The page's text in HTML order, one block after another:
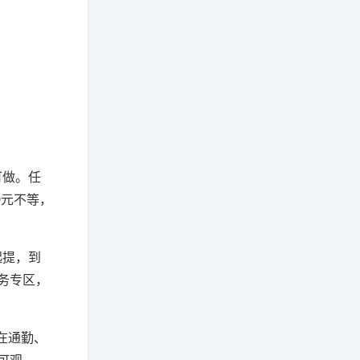
。任
不等，
，到
区，
勤、